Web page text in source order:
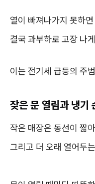
열이 빠져나가지 못하
결국 과부하로 고장 나
이는 전기세 급등의 주
잦은 문 열림과 냉기
작은 매장은 동선이 짧
그리고 더 오래 열어두